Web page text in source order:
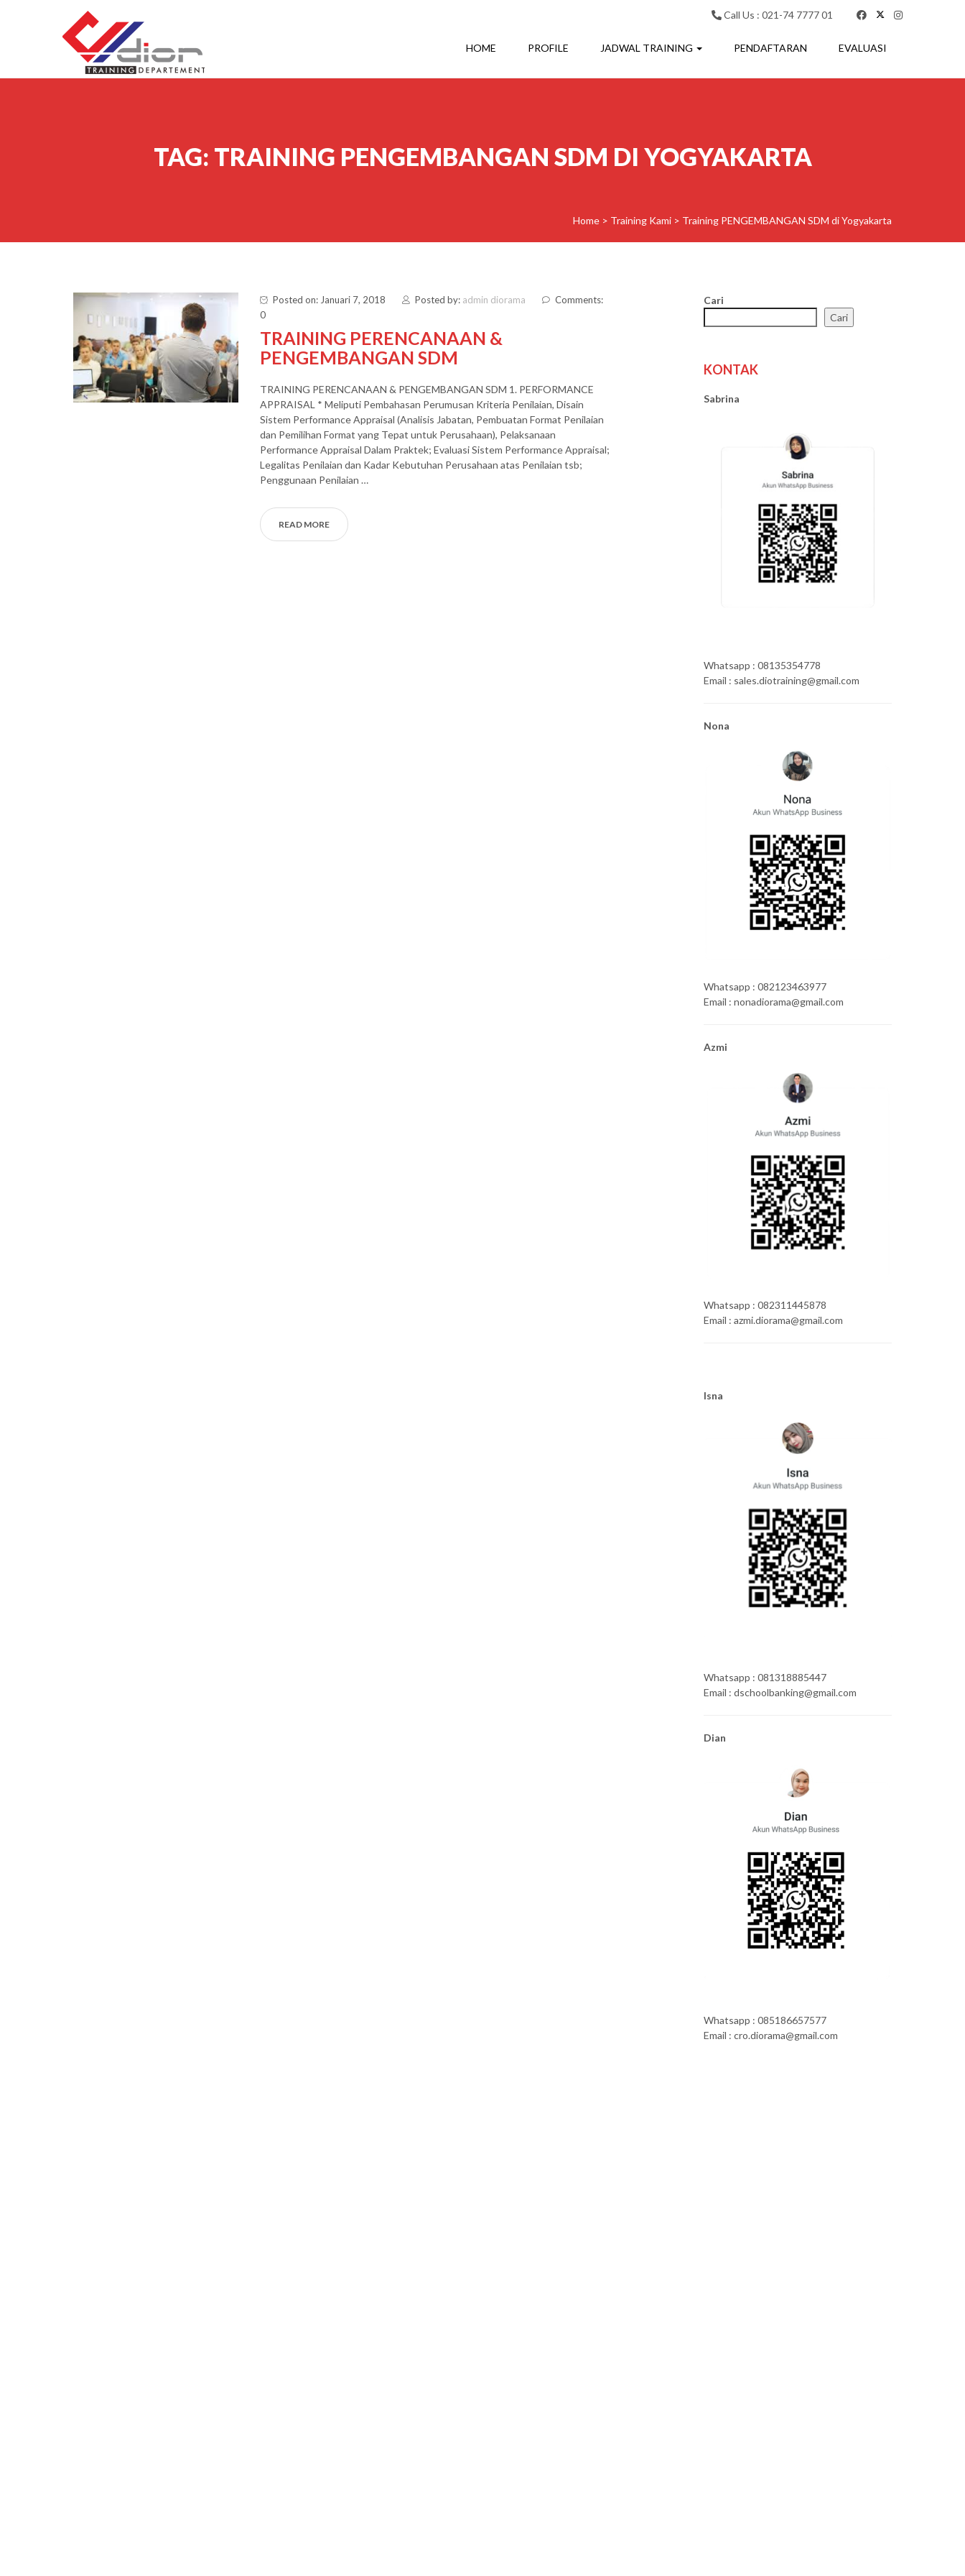
Call Us : 021-74 7777 01
HOME PROFILE JADWAL TRAINING PENDAFTARAN EVALUASI
TAG: TRAINING PENGEMBANGAN SDM DI YOGYAKARTA
Home > Training Kami > Training PENGEMBANGAN SDM di Yogyakarta
Posted on: Januari 7, 2018 Posted by: admin diorama
Comments:
0
TRAINING PERENCANAAN &
PENGEMBANGAN SDM
TRAINING PERENCANAAN & PENGEMBANGAN SDM 1. PERFORMANCE
APPRAISAL * Meliputi Pembahasan Perumusan Kriteria Penilaian, Disain
Sistem Performance Appraisal (Analisis Jabatan, Pembuatan Format Penilaian
dan Pemilihan Format yang Tepat untuk Perusahaan), Pelaksanaan
Performance Appraisal Dalam Praktek; Evaluasi Sistem Performance Appraisal;
Legalitas Penilaian dan Kadar Kebutuhan Perusahaan atas Penilaian tsb;
Penggunaan Penilaian …
READ MORE
Cari
Cari
KONTAK
Sabrina
Whatsapp : 08135354778
Email : sales.diotraining@gmail.com
Nona
Whatsapp : 082123463977
Email : nonadiorama@gmail.com
Azmi
Whatsapp : 082311445878
Email : azmi.diorama@gmail.com
Isna
Whatsapp : 081318885447
Email : dschoolbanking@gmail.com
Dian
Whatsapp : 085186657577
Email : cro.diorama@gmail.com